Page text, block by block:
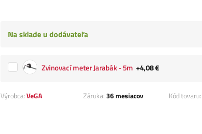
Na sklade u dodávateľa
Zvinovací meter Jarabák - 5m +4,08 €
Výrobca:VeGA Záruka:36 mesiacov Kód tovaru: